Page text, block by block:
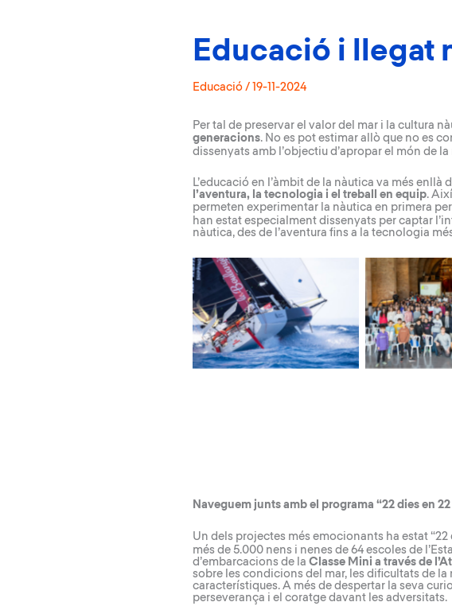
Educació i llegat
Educació / 19-11-2024
Per tal de preservar el valor del mar i la cultura
generacions. No es pot estimar allò que no es
dissenyats amb l’objectiu d’apropar el món de
L’educació en l’àmbit de la nàutica va més enllà
l’aventura, la tecnologia i el treball en equip.
permeten experimentar la nàutica en primera
han estat especialment dissenyats per captar
nàutica, des de l’aventura fins a la tecnologia
Naveguem junts amb el programa “22 dies en
Un dels projectes més emocionants ha estat “22
més de 5.000 nens i nenes de 64 escoles de
d’embarcacions de la Classe Mini a través de
sobre les condicions del mar, les dificultats de
característiques. A més de despertar la seva
perseverança i el coratge davant les adversitats.